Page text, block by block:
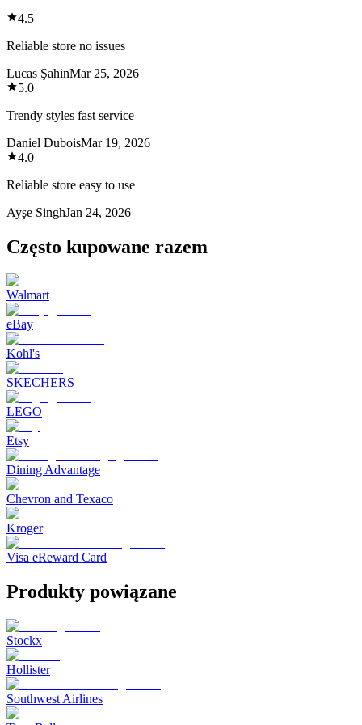
4.5
Reliable store no issues
Lucas ŞahinMar 25, 2026
5.0
Trendy styles fast service
Daniel DuboisMar 19, 2026
4.0
Reliable store easy to use
Ayşe SinghJan 24, 2026
Często kupowane razem
Walmart
eBay
Kohl's
SKECHERS
LEGO
Etsy
Dining Advantage
Chevron and Texaco
Kroger
Visa eReward Card
Produkty powiązane
Stockx
Hollister
Southwest Airlines